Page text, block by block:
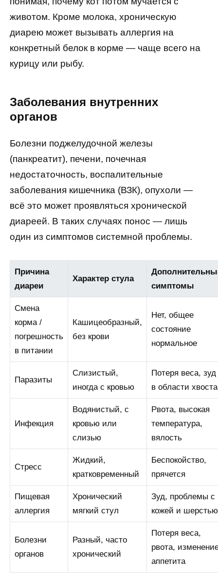
животом. Кроме молока, хроническую
диарею может вызывать аллергия на
конкретный белок в корме — чаще всего на
курицу или рыбу.
Заболевания внутренних
органов
Болезни поджелудочной железы
(панкреатит), печени, почечная
недостаточность, воспалительные
заболевания кишечника (ВЗК), опухоли —
всё это может проявляться хронической
диареей. В таких случаях понос — лишь
один из симптомов системной проблемы.
Причина
диареи
Характер стула
симптомы
Смена
корма /
погрешность
в питании
Кашицеобразный,
без крови
Нет, общее
состояние
нормальное
Паразиты
Слизистый,
иногда с кровью
Потеря веса, зуд
в области хвоста
Инфекция
Водянистый, с
кровью или
слизью
Рвота, высокая
температура,
вялость
Стресс
Жидкий,
кратковременный
Беспокойство,
прячется
Пищевая
аллергия
Хронический
мягкий стул
Зуд, проблемы с
кожей и шерстью
Болезни
органов
Разный, часто
хронический
Потеря веса,
рвота,
аппетита